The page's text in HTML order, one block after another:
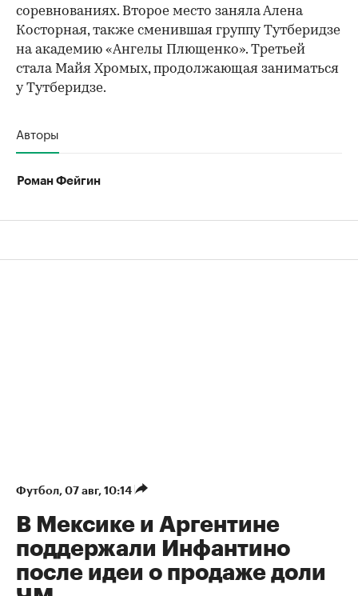
соревнованиях. Второе место заняла Алена
Косторная, также сменившая группу Тутберидзе
на академию «Ангелы Плющенко». Третьей
стала Майя Хромых, продолжающая заниматься
у Тутберидзе.
Авторы
Роман Фейгин
Футбол⁠, 07 авг, 10:14
В Мексике и Аргентине
поддержали Инфантино
после идеи о продаже доли